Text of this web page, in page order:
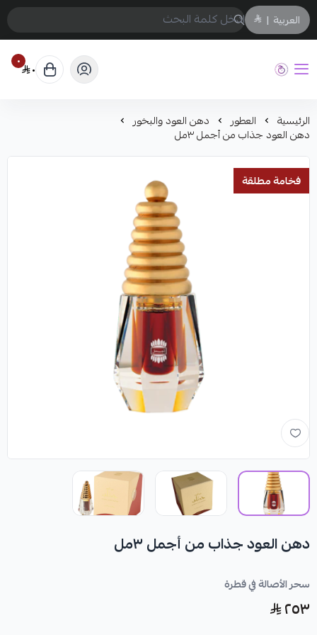
العربية |
حفيز
٠ ٠
الرئيسية العطور دهن العود والبخور
دهن العود جذاب من أجمل ٣مل
فخامة مطلقة
دهن العود جذاب من أجمل ٣مل
سحر الأصالة في قطرة
٢٥٣